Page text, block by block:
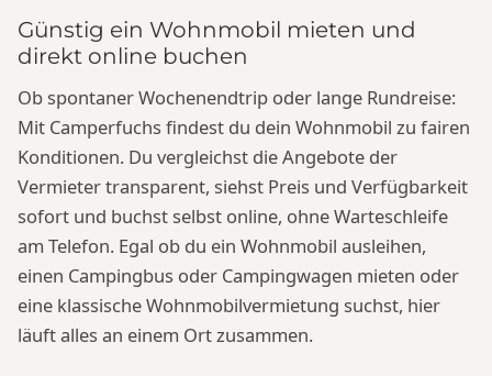
Günstig ein Wohnmobil mieten und
direkt online buchen
Ob spontaner Wochenendtrip oder lange Rundreise:
Mit Camperfuchs findest du dein Wohnmobil zu fairen
Konditionen. Du vergleichst die Angebote der
Vermieter transparent, siehst Preis und Verfügbarkeit
sofort und buchst selbst online, ohne Warteschleife
am Telefon. Egal ob du ein Wohnmobil ausleihen,
einen Campingbus oder Campingwagen mieten oder
eine klassische Wohnmobilvermietung suchst, hier
läuft alles an einem Ort zusammen.